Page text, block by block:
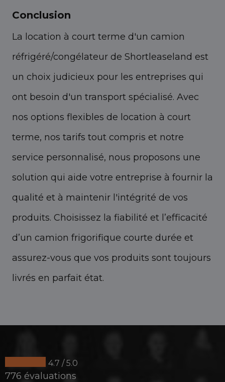
Conclusion
La location à court terme d'un camion
réfrigéré/congélateur de Shortleaseland est
un choix judicieux pour les entreprises qui
ont besoin d'un transport spécialisé. Avec
nos options flexibles de location à court
terme, nos tarifs tout compris et notre
service personnalisé, nous proposons une
solution qui aide votre entreprise à fournir la
qualité et à maintenir l'intégrité de vos
produits. Choisissez la fiabilité et l’efficacité
d’un camion frigorifique courte durée et
assurez-vous que vos produits sont toujours
livrés en parfait état.
4.7 / 5.0
776 évaluations